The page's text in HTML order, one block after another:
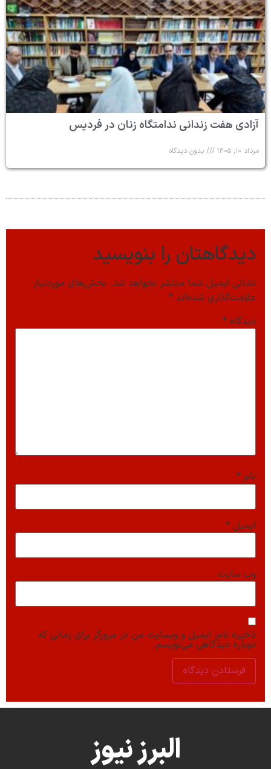
آزادی هفت زندانی ندامتگاه زنان در فردیس
مرداد ۱۰, ۱۴۰۵ بدون دیدگاه
دیدگاهتان را بنویسید
نشانی ایمیل شما منتشر نخواهد شد. بخش‌های موردنیاز
علامت‌گذاری شده‌اند *
دیدگاه *
نام *
ایمیل *
وب‌ سایت
ذخیره نام، ایمیل و وبسایت من در مرورگر برای زمانی که
دوباره دیدگاهی می‌نویسم.
البرز نیوز